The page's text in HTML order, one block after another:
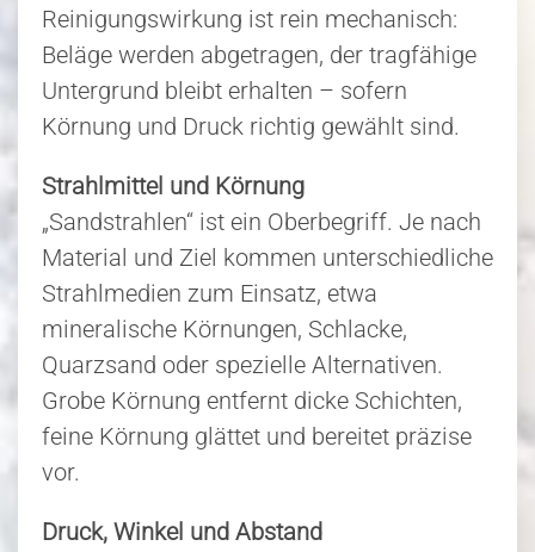
Reinigungswirkung ist rein mechanisch:
Beläge werden abgetragen, der tragfähige
Untergrund bleibt erhalten – sofern
Körnung und Druck richtig gewählt sind.
Strahlmittel und Körnung
„Sandstrahlen“ ist ein Oberbegriff. Je nach
Material und Ziel kommen unterschiedliche
Strahlmedien zum Einsatz, etwa
mineralische Körnungen, Schlacke,
Quarzsand oder spezielle Alternativen.
Grobe Körnung entfernt dicke Schichten,
feine Körnung glättet und bereitet präzise
vor.
Druck, Winkel und Abstand